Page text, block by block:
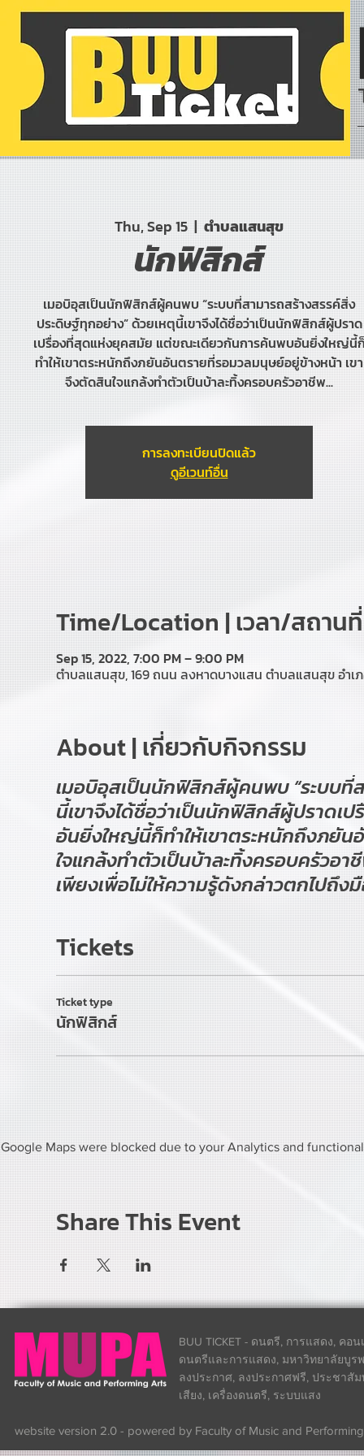
Thu, Sep 15
  |
ตำบลแสนสุข
นักฟิสิกส์
เมอบิอุสเป็นนักฟิสิกส์ผู้คนพบ “ระบบที่สามารถสร้างสรรค์สิ่ง
ประดิษฐ์ทุกอย่าง” ด้วยเหตุนี้เขาจึงได้ชื่อว่าเป็นนักฟิสิกส์ผู้ปราด
เปรื่องที่สุดแห่งยุคสมัย แต่ขณะเดียวกันการค้นพบอันยิ่งใหญ่นี้
ทำให้เขาตระหนักถึงภยันอันตรายที่รอมวลมนุษย์อยู่ข้างหน้า เขา
จึงตัดสินใจแกล้งทำตัวเป็นบ้าละทิ้งครอบครัวอาชีพ...
การลงทะเบียนปิดแล้ว
ดูอีเวนท์อื่น
Time/Location | เวลา/สถานที่
Sep 15, 2022, 7:00 PM – 9:00 PM
ตำบลแสนสุข, 169 ถนน ลงหาดบางแสน ตำบลแสนสุข อำเ
About | เกี่ยวกับกิจกรรม
เมอบิอุสเป็นนักฟิสิกส์ผู้คนพบ “ระบบที่
นี้เขาจึงได้ชื่อว่าเป็นนักฟิสิกส์ผู้ปราด
อันยิ่งใหญ่นี้ก็ทำให้เขาตระหนักถึงภยั
ใจแกล้งทำตัวเป็นบ้าละทิ้งครอบครัวอ
เพียงเพื่อไม่ให้ความรู้ดังกล่าวตกไปถึง
Tickets
Ticket type
นักฟิสิกส์
Google Maps were blocked due to your Analytics and
Share This Event
BUU TICKET - ดนตรี, การแสดง, คอ
ดนตรีและการแสดง, มหาวิทยาลัยบูร
ลงประกาศ, ลงประกาศฟรี, ประชาสั
เสียง, เครื่องดนตรี, ระบบแสง
website version 2.0 - powered by Faculty of Music and